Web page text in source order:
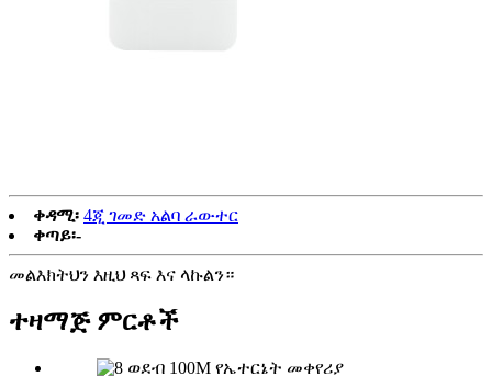
ቀዳሚ፡ 4ጂ ገመድ አልባ ራውተር
ቀጣይ፡-
መልእክትህን እዚህ ጻፍ እና ላኩልን።
ተዛማጅ ምርቶች